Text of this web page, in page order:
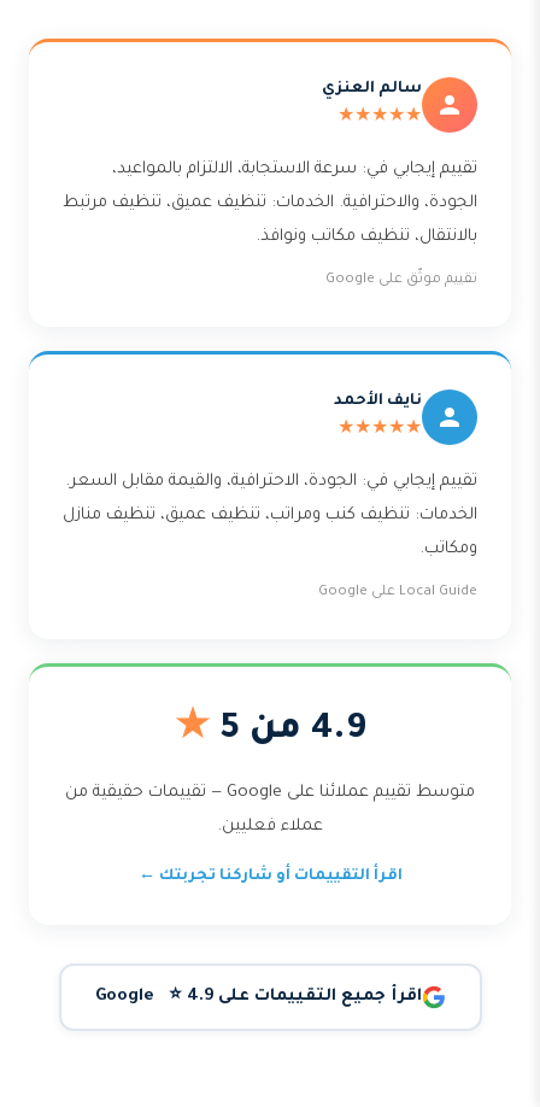
سالم العنزي
★★★★★
تقييم إيجابي في: سرعة الاستجابة، الالتزام بالمواعيد،
الجودة، والاحترافية. الخدمات: تنظيف عميق، تنظيف مرتبط
بالانتقال، تنظيف مكاتب ونوافذ.
تقييم موثّق على Google
نايف الأحمد
★★★★★
تقييم إيجابي في: الجودة، الاحترافية، والقيمة مقابل السعر.
الخدمات: تنظيف كنب ومراتب، تنظيف عميق، تنظيف منازل
ومكاتب.
Local Guide على Google
4.9 من 5 ★
متوسط تقييم عملائنا على Google — تقييمات حقيقية من
عملاء فعليين.
اقرأ التقييمات أو شاركنا تجربتك ←
اقرأ جميع التقييمات على Google ⭐ 4.9